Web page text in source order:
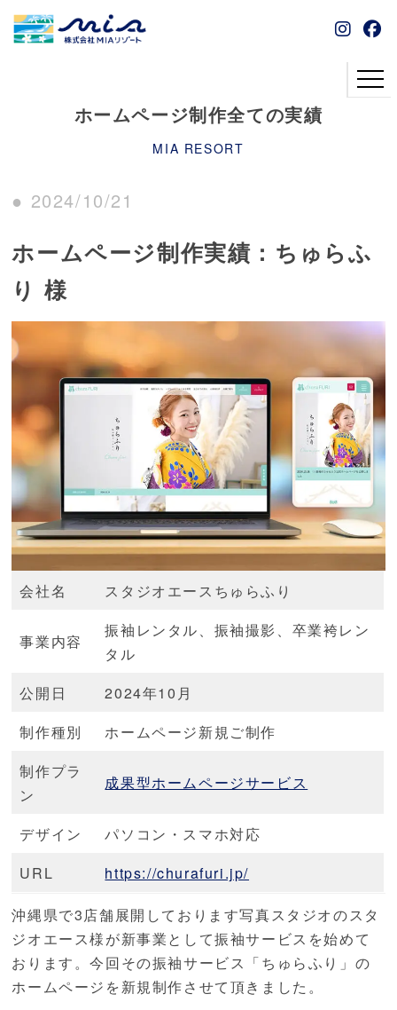
ホームページ制作全ての実績
MIA RESORT
● 2024/10/21
ホームページ制作実績：ちゅらふ
り 様
会社名 スタジオエースちゅらふり
事業内容
振袖レンタル、振袖撮影、卒業袴レン
タル
公開日
2024年10月
制作種別
ホームページ新規ご制作
制作プラ
ン
成果型ホームページサービス
デザイン
パソコン・スマホ対応
URL
https://churafuri.jp/
沖縄県で3店舗展開しております写真スタジオのスタ
ジオエース様が新事業として振袖サービスを始めて
おります。今回その振袖サービス「ちゅらふり」の
ホームページを新規制作させて頂きました。